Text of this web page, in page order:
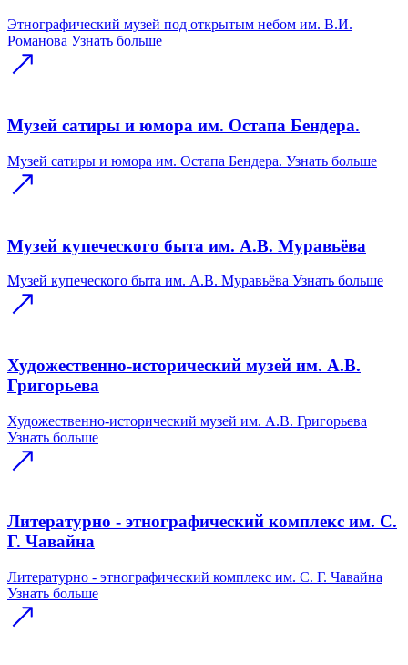
Этнографический музей под открытым небом им. В.И.
Романова Узнать больше
Музей сатиры и юмора им. Остапа Бендера.
Музей сатиры и юмора им. Остапа Бендера. Узнать больше
Музей купеческого быта им. А.В. Муравьёва
Музей купеческого быта им. А.В. Муравьёва Узнать больше
Художественно-исторический музей им. А.В.
Григорьева
Художественно-исторический музей им. А.В. Григорьева
Узнать больше
Литературно - этнографический комплекс им. С.
Г. Чавайна
Литературно - этнографический комплекс им. С. Г. Чавайна
Узнать больше